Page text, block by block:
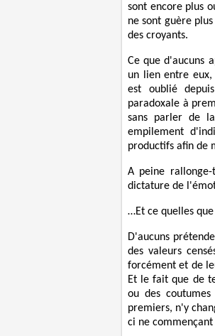
sont encore plus
ne sont guère
des croyants.
Ce que d'aucuns
un lien entre
est oublié
paradoxale à
sans parler de
empilement
productifs afin de
A peine
dictature de
…Et ce quelles
D'aucuns
des valeurs
forcément et de
Et le fait que de
ou des
premiers, n'y
ci ne commençant